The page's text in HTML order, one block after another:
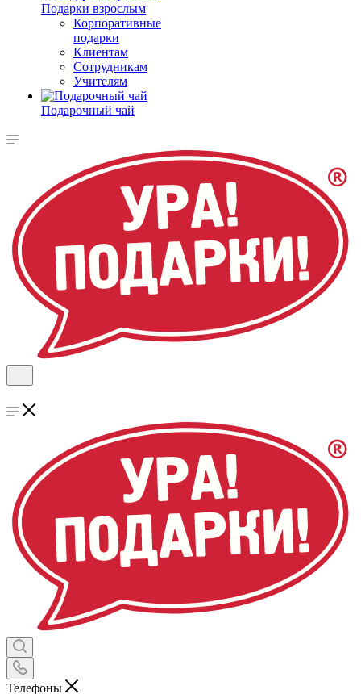
Подарки взрослым
Корпоративные
подарки
Клиентам
Сотрудникам
Учителям
Подарочный чай
Телефоны